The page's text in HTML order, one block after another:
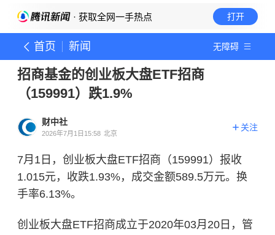
· 获取全网一手热点 打开
首页 新闻 无障碍
招商基金的创业板大盘ETF招商
（159991）跌1.9%
财中社
2026年7月1日15:58 北京
关注
7月1日，创业板大盘ETF招商（159991）报收
1.015元，收跌1.93%，成交金额589.5万元。换
手率6.13%。
创业板大盘ETF招商成立于2020年03月20日，管